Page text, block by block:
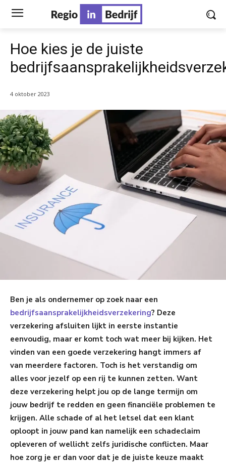
Hoe kies je de juiste
4 oktober 2023
Ben je als ondernemer op zoek naar een
bedrijfsaansprakelijkheidsverzekering? Deze
verzekering afsluiten lijkt in eerste instantie
eenvoudig, maar er komt toch wat meer bij kijken. Het
vinden van een goede verzekering hangt immers af
van meerdere factoren. Toch is het verstandig om
alles voor jezelf op een rij te kunnen zetten. Want
deze verzekering helpt jou op de lange termijn om
jouw bedrijf te redden en geen financiële problemen te
krijgen. Alle schade of al het letsel dat een klant
oploopt in jouw pand kan namelijk een schadeclaim
opleveren of wellicht zelfs juridische conflicten. Maar
hoe zorg je er dan voor dat je de juiste keuze maakt